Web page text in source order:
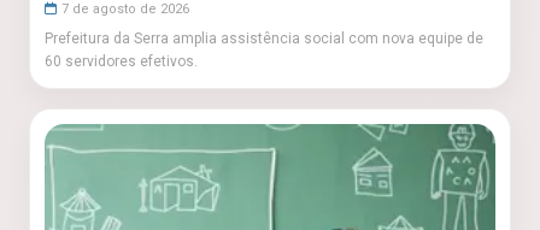
7 de agosto de 2026
Prefeitura da Serra amplia assistência social com nova equipe de
60 servidores efetivos.